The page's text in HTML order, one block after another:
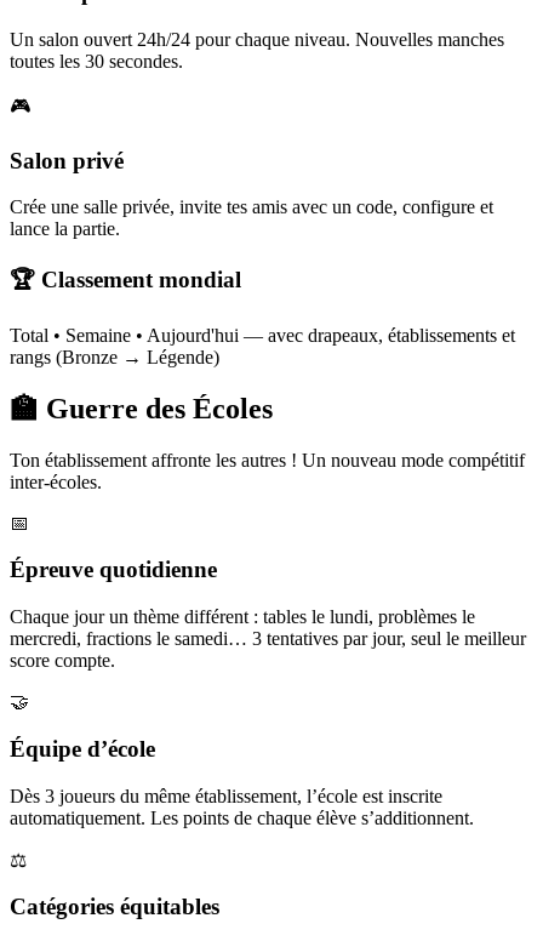
Un salon ouvert 24h/24 pour chaque niveau. Nouvelles manches
toutes les 30 secondes.
🎮
Salon privé
Crée une salle privée, invite tes amis avec un code, configure et
lance la partie.
🏆 Classement mondial
Total • Semaine • Aujourd'hui — avec drapeaux, établissements et
rangs (Bronze → Légende)
🏫 Guerre des Écoles
Ton établissement affronte les autres ! Un nouveau mode compétitif
inter-écoles.
📅
Épreuve quotidienne
Chaque jour un thème différent : tables le lundi, problèmes le
mercredi, fractions le samedi… 3 tentatives par jour, seul le meilleur
score compte.
🤝
Équipe d’école
Dès 3 joueurs du même établissement, l’école est inscrite
automatiquement. Les points de chaque élève s’additionnent.
⚖️
Catégories équitables